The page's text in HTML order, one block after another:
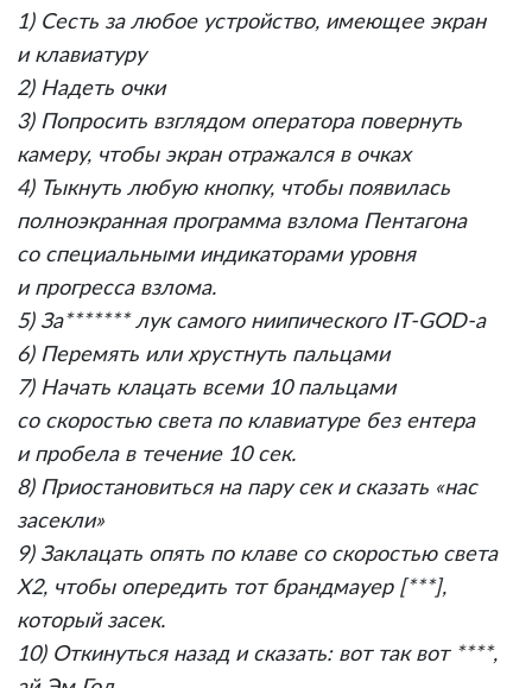
1) Сесть за любое устройство, имеющее экран
и клавиатуру
2) Надеть очки
3) Попросить взглядом оператора повернуть
камеру, чтобы экран отражался в очках
4) Тыкнуть любую кнопку, чтобы появилась
полноэкранная программа взлома Пентагона
со специальными индикаторами уровня
и прогресса взлома.
5) За******* лук самого ниипического IT-GOD-а
6) Перемять или хрустнуть пальцами
7) Начать клацать всеми 10 пальцами
со скоростью света по клавиатуре без ентера
и пробела в течение 10 сек.
8) Приостановиться на пару сек и сказать «нас
засекли»
9) Заклацать опять по клаве со скоростью света
Х2, чтобы опередить тот брандмауер [***],
который засек.
10) Откинуться назад и сказать: вот так вот ****,